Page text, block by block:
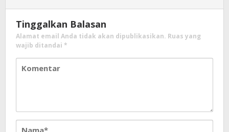
Tinggalkan Balasan
Alamat email Anda tidak akan dipublikasikan. Ruas yang
wajib ditandai *